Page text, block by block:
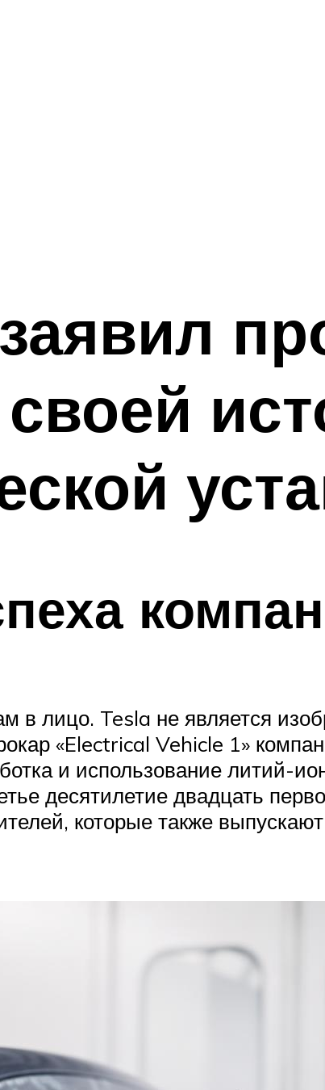
в лицо. Tesla не является
«Electrical Vehicle 1»
и использование литий-
десятилетие двадцать
которые также